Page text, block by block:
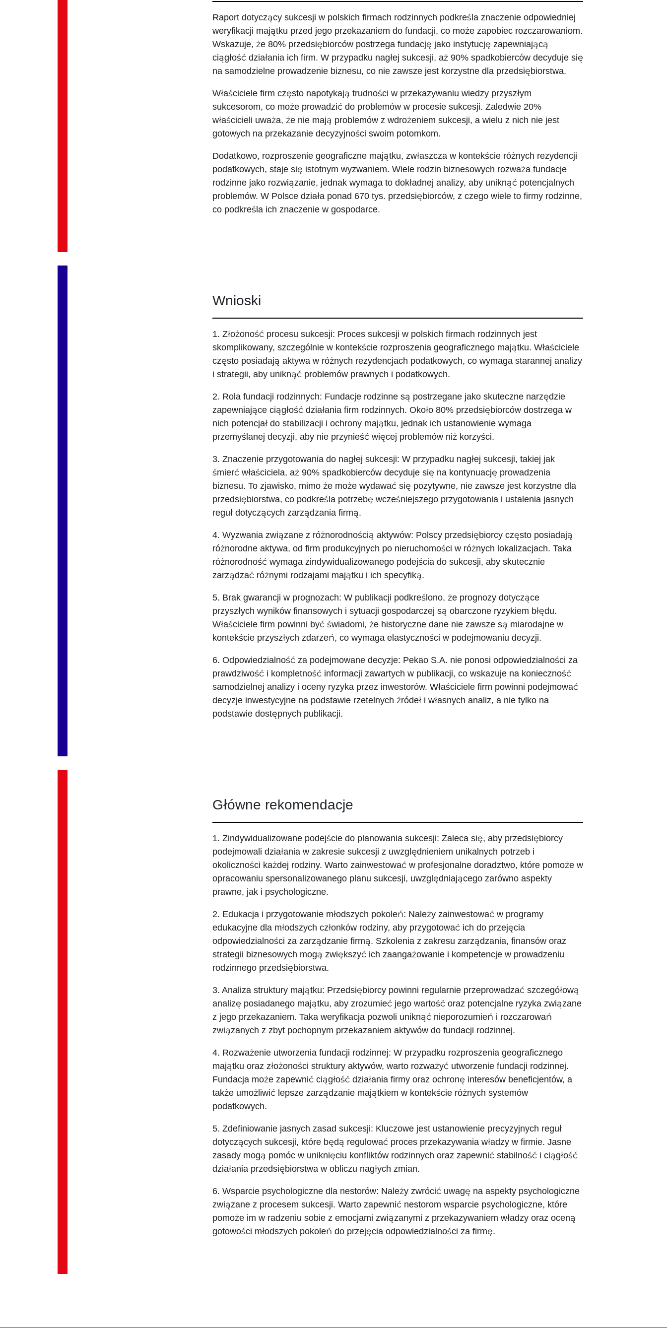
Raport dotyczący sukcesji w polskich firmach rodzinnych podkreśla znaczenie odpowiedniej
weryfikacji majątku przed jego przekazaniem do fundacji, co może zapobiec rozczarowaniom.
Wskazuje, że 80% przedsiębiorców postrzega fundację jako instytucję zapewniającą
ciągłość działania ich firm. W przypadku nagłej sukcesji, aż 90% spadkobierców decyduje się
na samodzielne prowadzenie biznesu, co nie zawsze jest korzystne dla przedsiębiorstwa.
Właściciele firm często napotykają trudności w przekazywaniu wiedzy przyszłym
sukcesorom, co może prowadzić do problemów w procesie sukcesji. Zaledwie 20%
właścicieli uważa, że nie mają problemów z wdrożeniem sukcesji, a wielu z nich nie jest
gotowych na przekazanie decyzyjności swoim potomkom.
Dodatkowo, rozproszenie geograficzne majątku, zwłaszcza w kontekście różnych rezydencji
podatkowych, staje się istotnym wyzwaniem. Wiele rodzin biznesowych rozważa fundacje
rodzinne jako rozwiązanie, jednak wymaga to dokładnej analizy, aby uniknąć potencjalnych
problemów. W Polsce działa ponad 670 tys. przedsiębiorców, z czego wiele to firmy rodzinne,
co podkreśla ich znaczenie w gospodarce.
Wnioski
1. Złożoność procesu sukcesji: Proces sukcesji w polskich firmach rodzinnych jest
skomplikowany, szczególnie w kontekście rozproszenia geograficznego majątku. Właściciele
często posiadają aktywa w różnych rezydencjach podatkowych, co wymaga starannej analizy
i strategii, aby uniknąć problemów prawnych i podatkowych.
2. Rola fundacji rodzinnych: Fundacje rodzinne są postrzegane jako skuteczne narzędzie
zapewniające ciągłość działania firm rodzinnych. Około 80% przedsiębiorców dostrzega w
nich potencjał do stabilizacji i ochrony majątku, jednak ich ustanowienie wymaga
przemyślanej decyzji, aby nie przynieść więcej problemów niż korzyści.
3. Znaczenie przygotowania do nagłej sukcesji: W przypadku nagłej sukcesji, takiej jak
śmierć właściciela, aż 90% spadkobierców decyduje się na kontynuację prowadzenia
biznesu. To zjawisko, mimo że może wydawać się pozytywne, nie zawsze jest korzystne dla
przedsiębiorstwa, co podkreśla potrzebę wcześniejszego przygotowania i ustalenia jasnych
reguł dotyczących zarządzania firmą.
4. Wyzwania związane z różnorodnością aktywów: Polscy przedsiębiorcy często posiadają
różnorodne aktywa, od firm produkcyjnych po nieruchomości w różnych lokalizacjach. Taka
różnorodność wymaga zindywidualizowanego podejścia do sukcesji, aby skutecznie
zarządzać różnymi rodzajami majątku i ich specyfiką.
5. Brak gwarancji w prognozach: W publikacji podkreślono, że prognozy dotyczące
przyszłych wyników finansowych i sytuacji gospodarczej są obarczone ryzykiem błędu.
Właściciele firm powinni być świadomi, że historyczne dane nie zawsze są miarodajne w
kontekście przyszłych zdarzeń, co wymaga elastyczności w podejmowaniu decyzji.
6. Odpowiedzialność za podejmowane decyzje: Pekao S.A. nie ponosi odpowiedzialności za
prawdziwość i kompletność informacji zawartych w publikacji, co wskazuje na konieczność
samodzielnej analizy i oceny ryzyka przez inwestorów. Właściciele firm powinni podejmować
decyzje inwestycyjne na podstawie rzetelnych źródeł i własnych analiz, a nie tylko na
podstawie dostępnych publikacji.
Główne rekomendacje
1. Zindywidualizowane podejście do planowania sukcesji: Zaleca się, aby przedsiębiorcy
podejmowali działania w zakresie sukcesji z uwzględnieniem unikalnych potrzeb i
okoliczności każdej rodziny. Warto zainwestować w profesjonalne doradztwo, które pomoże w
opracowaniu spersonalizowanego planu sukcesji, uwzględniającego zarówno aspekty
prawne, jak i psychologiczne.
2. Edukacja i przygotowanie młodszych pokoleń: Należy zainwestować w programy
edukacyjne dla młodszych członków rodziny, aby przygotować ich do przejęcia
odpowiedzialności za zarządzanie firmą. Szkolenia z zakresu zarządzania, finansów oraz
strategii biznesowych mogą zwiększyć ich zaangażowanie i kompetencje w prowadzeniu
rodzinnego przedsiębiorstwa.
3. Analiza struktury majątku: Przedsiębiorcy powinni regularnie przeprowadzać szczegółową
analizę posiadanego majątku, aby zrozumieć jego wartość oraz potencjalne ryzyka związane
z jego przekazaniem. Taka weryfikacja pozwoli uniknąć nieporozumień i rozczarowań
związanych z zbyt pochopnym przekazaniem aktywów do fundacji rodzinnej.
4. Rozważenie utworzenia fundacji rodzinnej: W przypadku rozproszenia geograficznego
majątku oraz złożoności struktury aktywów, warto rozważyć utworzenie fundacji rodzinnej.
Fundacja może zapewnić ciągłość działania firmy oraz ochronę interesów beneficjentów, a
także umożliwić lepsze zarządzanie majątkiem w kontekście różnych systemów
podatkowych.
5. Zdefiniowanie jasnych zasad sukcesji: Kluczowe jest ustanowienie precyzyjnych reguł
dotyczących sukcesji, które będą regulować proces przekazywania władzy w firmie. Jasne
zasady mogą pomóc w uniknięciu konfliktów rodzinnych oraz zapewnić stabilność i ciągłość
działania przedsiębiorstwa w obliczu nagłych zmian.
6. Wsparcie psychologiczne dla nestorów: Należy zwrócić uwagę na aspekty psychologiczne
związane z procesem sukcesji. Warto zapewnić nestorom wsparcie psychologiczne, które
pomoże im w radzeniu sobie z emocjami związanymi z przekazywaniem władzy oraz oceną
gotowości młodszych pokoleń do przejęcia odpowiedzialności za firmę.